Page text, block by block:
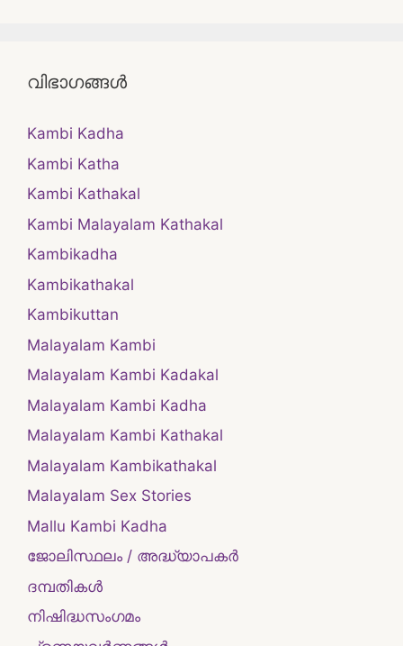
വിഭാഗങ്ങൾ
Kambi Kadha
Kambi Katha
Kambi Kathakal
Kambi Malayalam Kathakal
Kambikadha
Kambikathakal
Kambikuttan
Malayalam Kambi
Malayalam Kambi Kadakal
Malayalam Kambi Kadha
Malayalam Kambi Kathakal
Malayalam Kambikathakal
Malayalam Sex Stories
Mallu Kambi Kadha
ജോലിസ്ഥലം / അദ്ധ്യാപകർ
ദമ്പതികള്‍
നിഷിദ്ധസംഗമം